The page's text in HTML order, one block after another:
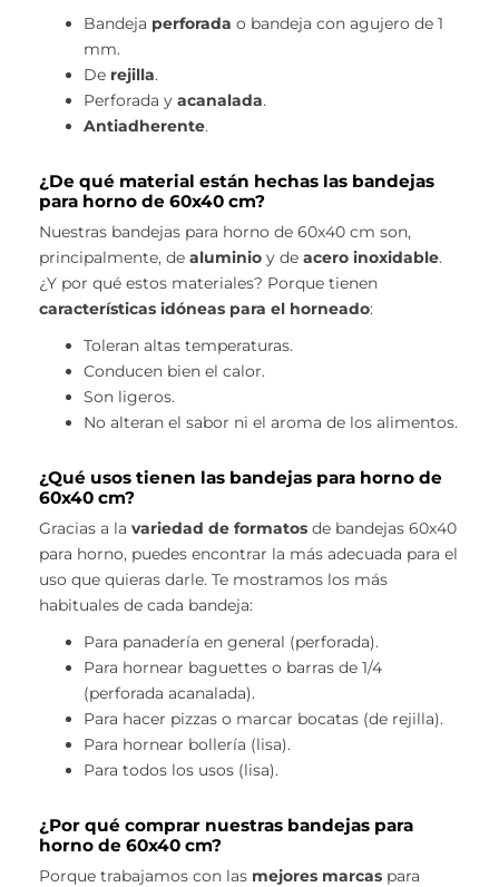
Bandeja perforada o bandeja con agujero de 1
mm.
De rejilla.
Perforada y acanalada.
Antiadherente.
¿De qué material están hechas las bandejas
para horno de 60x40 cm?
Nuestras bandejas para horno de 60x40 cm son,
principalmente, de aluminio y de acero inoxidable.
¿Y por qué estos materiales? Porque tienen
características idóneas para el horneado:
Toleran altas temperaturas.
Conducen bien el calor.
Son ligeros.
No alteran el sabor ni el aroma de los alimentos.
¿Qué usos tienen las bandejas para horno de
60x40 cm?
Gracias a la variedad de formatos de bandejas 60x40
para horno, puedes encontrar la más adecuada para el
uso que quieras darle. Te mostramos los más
habituales de cada bandeja:
Para panadería en general (perforada).
Para hornear baguettes o barras de 1/4
(perforada acanalada).
Para hacer pizzas o marcar bocatas (de rejilla).
Para hornear bollería (lisa).
Para todos los usos (lisa).
¿Por qué comprar nuestras bandejas para
horno de 60x40 cm?
Porque trabajamos con las mejores marcas para